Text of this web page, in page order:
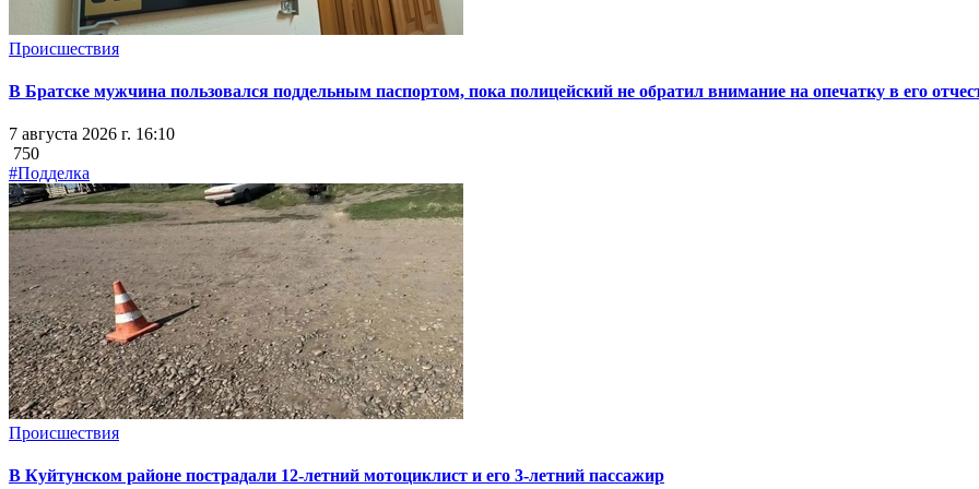
Происшествия
В Братске мужчина пользовался поддельным паспортом, пока полицейский не обратил внимание на опечатку в его
7 августа 2026 г. 16:10
750
#Подделка
Происшествия
В Куйтунском районе пострадали 12-летний мотоциклист и его 3-летний пассажир